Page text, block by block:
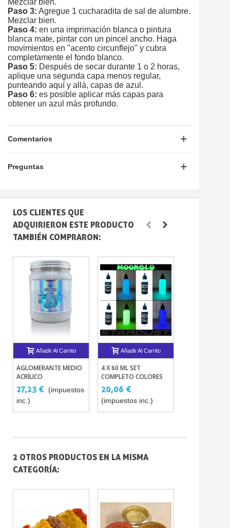
Paso 3: Agregue 1 cucharadita de sal de alumbre.
Mezclar bien.
Paso 4: en una imprimación blanca o pintura
blanca mate, pintar con un pincel ancho. Haga
movimientos en "acento circunflejo" y cubra
completamente el fondo blanco.
Paso 5: Después de secar durante 1 o 2 horas,
aplique una segunda capa menos regular,
punteando aquí y allá, capas de azul.
Paso 6: es posible aplicar más capas para
obtener un azul más profundo.
Comentarios
Preguntas
LOS CLIENTES QUE
ADQUIRIERON ESTE PRODUCTO
TAMBIÉN COMPRARON:
Añadir Al Carrito
AGLOMERANTE MEDIO
ACRÍLICO
TRANSPARENTE PARA
PINTURA Y PIGMENTOS
27,23 €
(impuestos
inc.)
Añadir Al Carrito
4 X 60 ML SET
COMPLETO COLORES
FOSFORESCENTES
20,06 €
(impuestos inc.)
2 OTROS PRODUCTOS EN LA MISMA
CATEGORÍA: